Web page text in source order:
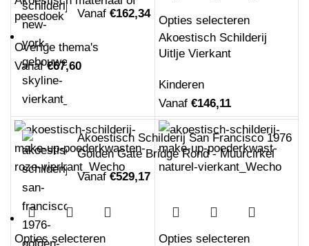
peesdoek
Overige thema's
Vanaf€67,60
Opties selecteren
Akoestisch Schilderij
Uitlje Vierkant
Kinderen
Vanaf €146,11
Opties selecteren
Opties selecteren
Vanaf €162,34
Akoestisch Schilderij San Francisco 1976
Golden Gate Bridge Rond - Muurcirkel
Vanaf €529,17